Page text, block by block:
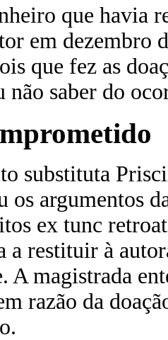
que havia
em dezembro
que fez as
saber do
substituta
os argumentos
ex tunc
a restituir à
A magistrada
razão da